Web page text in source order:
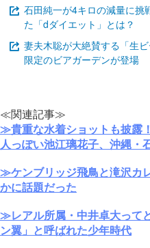
石田純一が4キロの減量に
た「dダイエット」とは？
妻夫木聡が大絶賛する「生
限定のビアガーデンが登場
≪関連記事≫
≫貴重な水着ショットも披露
人っぽい池江璃花子、沖縄・
≫ケンブリッジ飛鳥と滝沢カ
かに話題だった
≫レアル所属・中井卓大って
ン翼」と呼ばれた少年時代